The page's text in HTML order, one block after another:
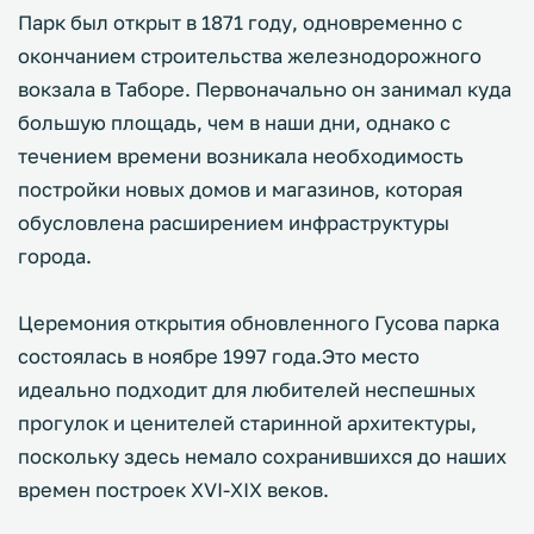
Парк был открыт в 1871 году, одновременно с
окончанием строительства железнодорожного
вокзала в Таборе. Первоначально он занимал куда
большую площадь, чем в наши дни, однако с
течением времени возникала необходимость
постройки новых домов и магазинов, которая
обусловлена расширением инфраструктуры
города.
Церемония открытия обновленного Гусова парка
состоялась в ноябре 1997 года.Это место
идеально подходит для любителей неспешных
прогулок и ценителей старинной архитектуры,
поскольку здесь немало сохранившихся до наших
времен построек ХVI-XIX веков.